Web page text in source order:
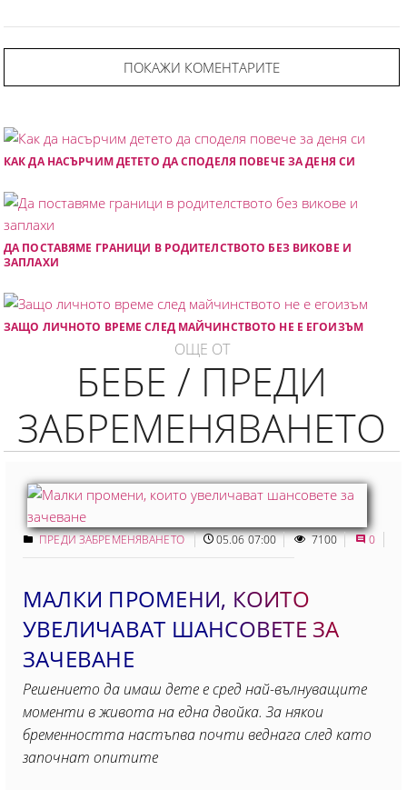
ПОКАЖИ КОМЕНТАРИТЕ
КАК ДА НАСЪРЧИМ ДЕТЕТО ДА СПОДЕЛЯ ПОВЕЧЕ ЗА ДЕНЯ СИ
ДА ПОСТАВЯМЕ ГРАНИЦИ В РОДИТЕЛСТВОТО БЕЗ ВИКОВЕ И
ЗАПЛАХИ
ЗАЩО ЛИЧНОТО ВРЕМЕ СЛЕД МАЙЧИНСТВОТО НЕ Е ЕГОИЗЪМ
ОЩЕ ОТ
БЕБЕ / ПРЕДИ
ЗАБРЕМЕНЯВАНЕТО
ПРЕДИ ЗАБРЕМЕНЯВАНЕТО 05.06 07:00 7100 0
МАЛКИ ПРОМЕНИ, КОИТО
УВЕЛИЧАВАТ ШАНСОВЕТЕ ЗА
ЗАЧЕВАНЕ
Решението да имаш дете е сред най-вълнуващите
моменти в живота на една двойка. За някои
бременността настъпва почти веднага след като
започнат опитите